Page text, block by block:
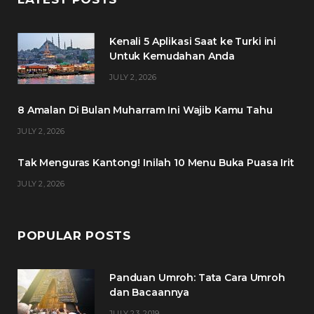
b
t
a
e
Kenali 5 Aplikasi Saat ke Turki ini
Untuk Kemudahan Anda
JULY 2, 2026
8 Amalan Di Bulan Muharram Ini Wajib Kamu Tahu
JULY 2, 2026
Tak Menguras Kantong! Inilah 10 Menu Buka Puasa Irit
JULY 2, 2026
POPULAR POSTS
Panduan Umroh: Tata Cara Umroh
dan Bacaannya